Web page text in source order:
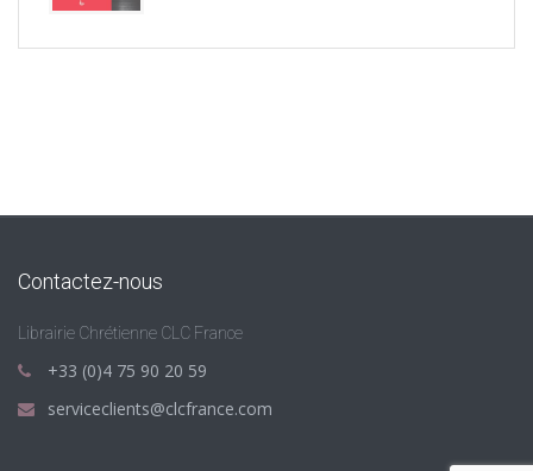
Contactez-nous
Librairie Chrétienne CLC France
+33 (0)4 75 90 20 59
serviceclients@clcfrance.com